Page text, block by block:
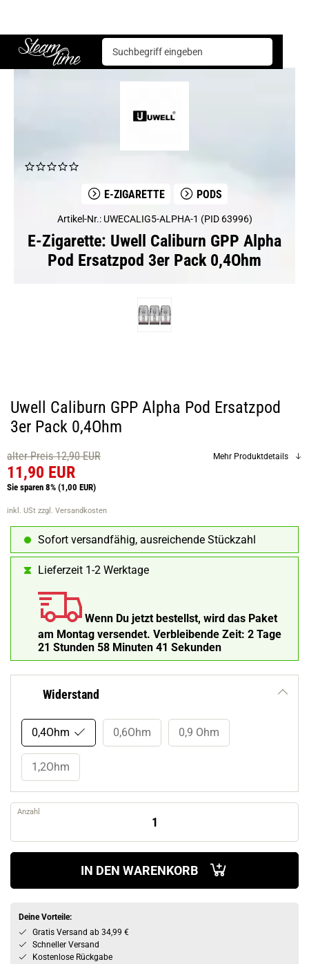
Steam time
E-Zigarette Uwell Caliburn GPP Alpha Pod Ersatzpod 3er Pack 0,4Ohm
E-ZIGARETTE PODS
Artikel-Nr.: UWECALIG5-ALPHA-1 (PID 63996)
E-Zigarette: Uwell Caliburn GPP Alpha
Pod Ersatzpod 3er Pack 0,4Ohm
Uwell Caliburn GPP Alpha Pod Ersatzpod
3er Pack 0,4Ohm
alter Preis 12,90 EUR
11,90 EUR
Sie sparen 8% (1,00 EUR)
inkl. USt zzgl. Versandkosten
Mehr Produktdetails
Sofort versandfähig, ausreichende Stückzahl
Lieferzeit 1-2 Werktage
Wenn Du jetzt bestellst, wird das Paket
am Montag versendet. Verbleibende Zeit: 2 Tage
21 Stunden 58 Minuten 39 Sekunden
Widerstand
0,4Ohm 0,6Ohm 0,9 Ohm
1,2Ohm
Anzahl
IN DEN WARENKORB
Deine Vorteile:
Gratis Versand ab 34,99 €
Schneller Versand
Kostenlose Rückgabe